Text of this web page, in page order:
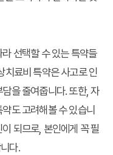
선택할 수 있는 특약들
치료비 특약은 사고로 인
을 줄여줍니다. 또한, 자
도 고려해볼 수 있습니
되므로, 본인에게 꼭 필
다.